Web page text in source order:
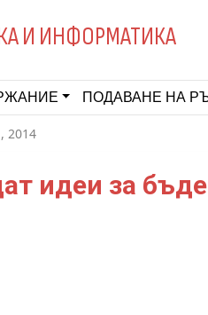
И ИНФОРМАТИКА
ПОДАВАНЕ НА
2014
идеи за